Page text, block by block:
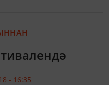
- 16:35